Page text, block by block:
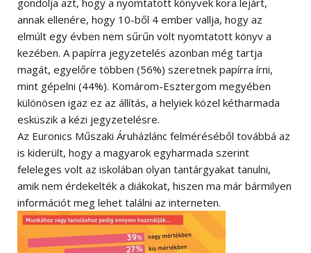
gondolja azt, hogy a nyomtatott könyvek kora lejárt,
annak ellenére, hogy 10-ből 4 ember vallja, hogy az
elmúlt egy évben nem sűrűn volt nyomtatott könyv a
kezében. A papírra jegyzetelés azonban még tartja
magát, egyelőre többen (56%) szeretnek papírra írni,
mint gépelni (44%). Komárom-Esztergom megyében
különösen igaz ez az állítás, a helyiek közel kétharmada
esküszik a kézi jegyzetelésre.
Az Euronics Műszaki Áruházlánc felméréséből továbbá az
is kiderült, hogy a magyarok egyharmada szerint
feleleges volt az iskolában olyan tantárgyakat tanulni,
amik nem érdekelték a diákokat, hiszen ma már bármilyen
információt meg lehet találni az interneten.